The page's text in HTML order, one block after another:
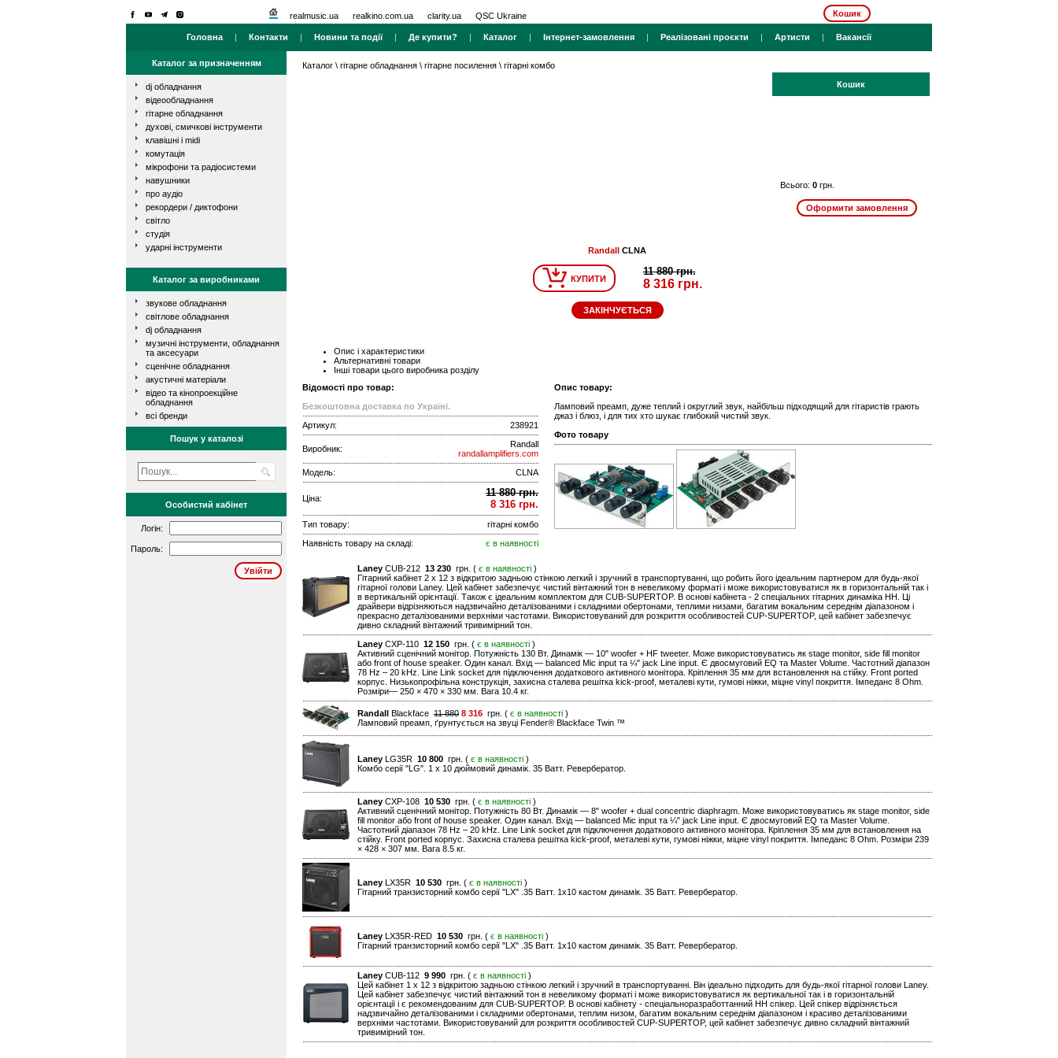
realmusic.ua realkino.com.ua clarity.ua QSC Ukraine Кошик
Головна | Контакти | Новини та події| Де купити? | Каталог | Інтернет-замовлення | Реалізовані проєкти | Артисти | Вакансії
Каталог за призначенням
dj обладнання
відеообладнання
гітарне обладнання
духові, смичкові інструменти
клавішні і midi
комутація
мікрофони та радіосистеми
навушники
про аудіо
рекордери / диктофони
світло
студія
ударні інструменти
Каталог за виробниками
звукове обладнання
світлове обладнання
dj обладнання
музичні інструменти, обладнання
та аксесуари
сценічне обладнання
акустичні матеріали
відео та кінопроекційне
обладнання
всі бренди
Пошук у каталозі
Особистий кабінет
Логін:
Пароль:
Каталог \ гітарне обладнання \ гітарне посилення \ гітарні комбо
Кошик
Всього: 0 грн.
Randall CLNA
КУПИТИ
11 880 грн.
8 316 грн.
ЗАКІНЧУЄТЬСЯ
Опис і характеристики
Альтернативні товари
Інші товари цього виробника розділу
Відомості про товар:
Безкоштовна доставка по Україні.
Артикул:
238921
Виробник:
Randall
randallamplifiers.com
Модель:
CLNA
Ціна:
11 880 грн.
8 316 грн.
Тип товару:
гітарні комбо
Наявність товару на складі:
є в наявності
Опис товару:
Ламповий преамп, дуже теплий і округлий звук, найбільш підходящий для гітаристів грають
джаз і блюз, і для тих хто шукає глибокий чистий звук.
Фото товару
Laney CUB-212 13 230 грн. ( є в наявності )
Гітарний кабінет 2 x 12 з відкритою задньою стінкою легкий і зручний в транспортуванні, що робить його ідеальним партнером для будь-якої
гітарної голови Laney. Цей кабінет забезпечує чистий вінтажний тон в невеликому форматі і може використовуватися як в горизонтальній так і
в вертикальній орієнтації. Також є ідеальним комплектом для CUB-SUPERTOP. В основі кабінета - 2 спеціальних гітарних динаміка HH. Ці
драйвери відрізняються надзвичайно деталізованими і складними обертонами, теплими низами, багатим вокальним середнім діапазоном і
прекрасно деталізованими верхніми частотами. Використовуваний для розкриття особливостей CUP-SUPERTOP, цей кабінет забезпечує
дивно складний вінтажний тривимірний тон.
Laney CXP-110 12 150 грн. ( є в наявності )
Активний сценічний монітор. Потужність 130 Вт. Динамік — 10" woofer + HF tweeter. Може використовуватись як stage monitor, side fill monitor
або front of house speaker. Один канал. Вхід — balanced Mic input та ¼" jack Line input. Є двосмуговий EQ та Master Volume. Частотний діапазон
78 Hz – 20 kHz. Line Link socket для підключення додаткового активного монітора. Кріплення 35 мм для встановлення на стійку. Front ported
корпус. Низькопрофільна конструкція, захисна сталева решітка kick-proof, металеві кути, гумові ніжки, міцне vinyl покриття. Імпеданс 8 Ohm.
Розміри— 250 × 470 × 330 мм. Вага 10.4 кг.
Randall Blackface 11 880 8 316 грн. ( є в наявності )
Ламповий преамп, ґрунтується на звуці Fender® Blackface Twin ™
Laney LG35R 10 800 грн. ( є в наявності )
Комбо серії "LG". 1 x 10 дюймовий динамік. 35 Ватт. Ревербератор.
Laney CXP-108 10 530 грн. ( є в наявності )
Активний сценічний монітор. Потужність 80 Вт. Динамік — 8" woofer + dual concentric diaphragm. Може використовуватись як stage monitor, side
fill monitor або front of house speaker. Один канал. Вхід — balanced Mic input та ¼" jack Line input. Є двосмуговий EQ та Master Volume.
Частотний діапазон 78 Hz – 20 kHz. Line Link socket для підключення додаткового активного монітора. Кріплення 35 мм для встановлення на
стійку. Front ported корпус. Захисна сталева решітка kick-proof, металеві кути, гумові ніжки, міцне vinyl покриття. Імпеданс 8 Ohm. Розміри 239
× 428 × 307 мм. Вага 8.5 кг.
Laney LX35R 10 530 грн. ( є в наявності )
Гітарний транзисторний комбо серії "LХ" .35 Ватт. 1х10 кастом динамік. 35 Ватт. Ревербератор.
Laney LX35R-RED 10 530 грн. ( є в наявності )
Гітарний транзисторний комбо серії "LХ" .35 Ватт. 1х10 кастом динамік. 35 Ватт. Ревербератор.
Laney CUB-112 9 990 грн. ( є в наявності )
Цей кабінет 1 x 12 з відкритою задньою стінкою легкий і зручний в транспортуванні. Він ідеально підходить для будь-якої гітарної голови Laney.
Цей кабінет забезпечує чистий вінтажний тон в невеликому форматі і може використовуватися як вертикальної так і в горизонтальній
орієнтації і є рекомендованим для CUB-SUPERTOP. В основі кабінету - спеціальноразработтанний HH спікер. Цей спікер відрізняється
надзвичайно деталізованими і складними обертонами, теплим низом, багатим вокальним середнім діапазоном і красиво деталізованими
верхніми частотами. Використовуваний для розкриття особливостей CUP-SUPERTOP, цей кабінет забезпечує дивно складний вінтажний
тривимірний тон.